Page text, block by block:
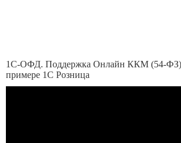
1С-ОФД. Поддержка Онлайн ККМ (54-ФЗ)
примере 1С Розница